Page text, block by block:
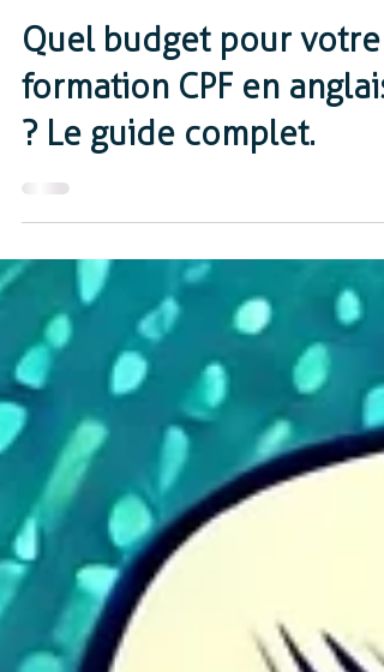
29 mars
3 min de lecture
Quel budget pour votre
formation CPF en anglais
? Le guide complet.